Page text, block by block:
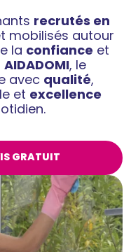
recrutés en
mobilisés autour
la confiance et
AIDADOMI, le
avec qualité,
et excellence
GRATUIT